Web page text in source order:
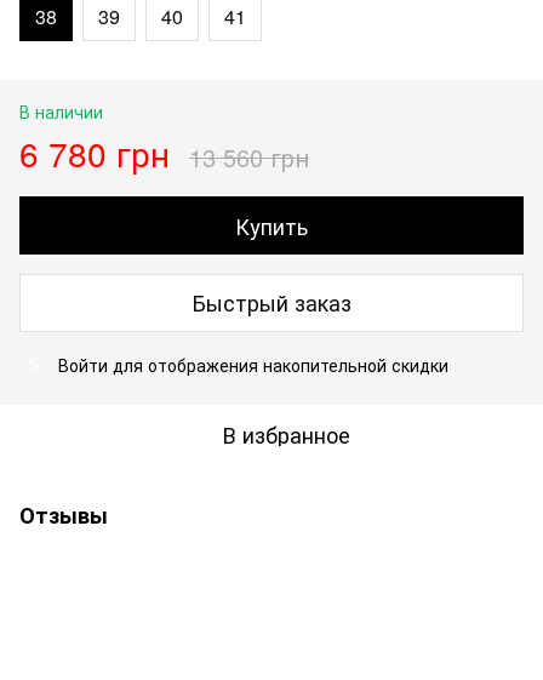
38 39 40 41
В наличии
6 780 грн 13 560 грн
Купить
Быстрый заказ
Войти для отображения накопительной скидки
В избранное
Отзывы